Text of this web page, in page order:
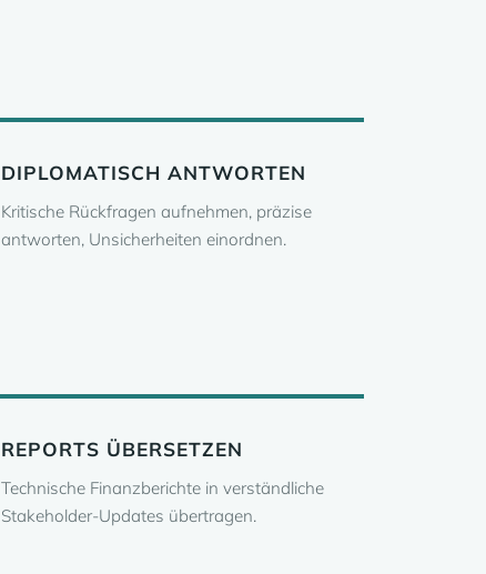
DIPLOMATISCH ANTWORTEN
Kritische Rückfragen aufnehmen, präzise
antworten, Unsicherheiten einordnen.
REPORTS ÜBERSETZEN
Technische Finanzberichte in verständliche
Stakeholder-Updates übertragen.